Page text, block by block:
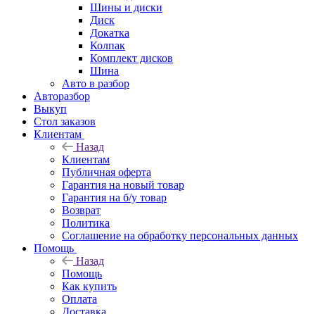
Шины и диски
Диск
Докатка
Колпак
Комплект дисков
Шина
Авто в разбор
Авторазбор
Выкуп
Стол заказов
Клиентам
Назад
Клиентам
Публичная оферта
Гарантия на новый товар
Гарантия на б/у товар
Возврат
Политика
Соглашение на обработку персональных данных
Помощь
Назад
Помощь
Как купить
Оплата
Доставка